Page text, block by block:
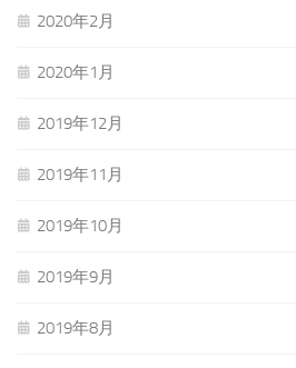
2020年2月
2020年1月
2019年12月
2019年11月
2019年10月
2019年9月
2019年8月